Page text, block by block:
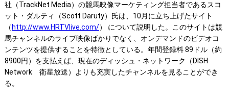
社（TrackNet Media）の競馬映像マーケティング担当者であるスコ
ット・ダルティ（Scott Daruty）氏は、10月に立ち上げたサイト
（ http://www.HRTVlive.com/） について説明した。このサイトは競
馬チャンネルのライブ映像ばかりでなく、オンデマンドのビデオコ
ンテンツを提供することを特徴としている。年間登録料 89ドル（約
8900円）を支払えば、現在のディッシュ・ネットワーク（DISH
Network 衛星放送）よりも充実したチャンネルを見ることができ
る。